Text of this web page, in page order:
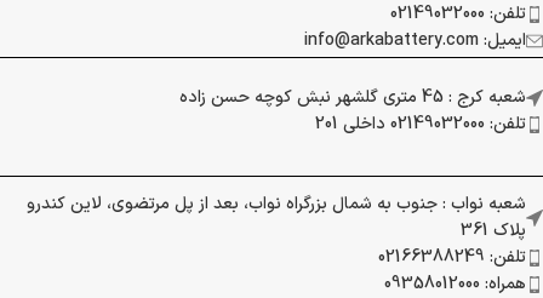
تلفن: 02149032000
ایمیل: info@arkabattery.com
شعبه کرج : 45 متری گلشهر نبش کوچه حسن زاده
تلفن: 02149032000 داخلی 201
شعبه نواب : جنوب به شمال بزرگراه نواب، بعد از پل مرتضوی، لاین کندرو
پلاک 361
تلفن: 02166388249
همراه: 09358012000